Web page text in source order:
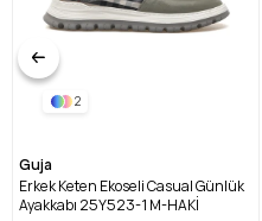
2
Guja
Erkek Keten Ekoseli Casual Günlük
Ayakkabı 25Y523-1 M-HAKİ